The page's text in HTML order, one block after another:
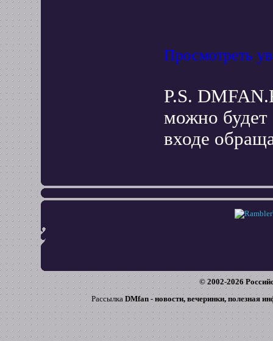
Просмотреть
P.S.
можно
входе
© 2002-2026
Рассылка DMfan - новости, вечеринки, полезная